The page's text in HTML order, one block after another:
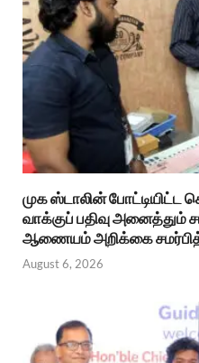
முக ஸ்டாலின்
வாக்குப் பதிவு அனைத்தும்
ஆணையம் அறிக்கை
August 6, 2026